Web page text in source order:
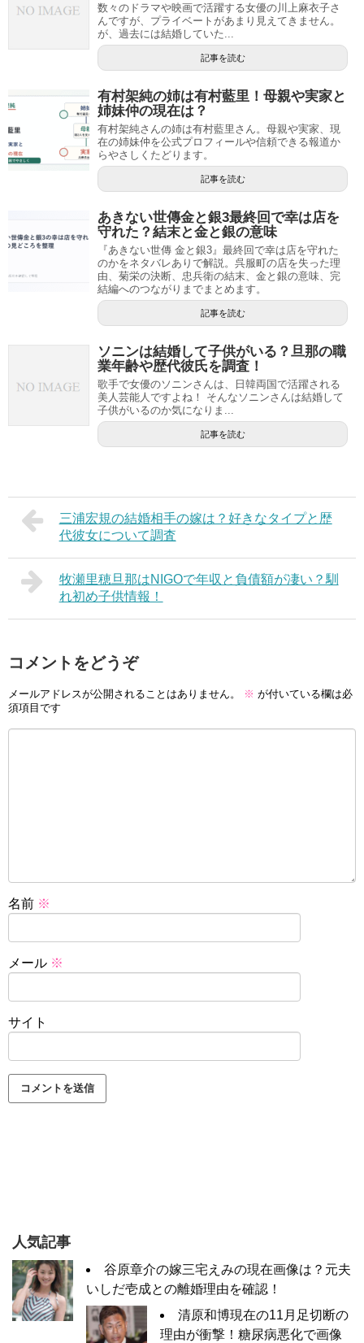
数々のドラマや映画で活躍する女優の川上麻衣子さ
んですが、プライベートがあまり見えてきません。
が、過去には結婚していた...
記事を読む
有村架純の姉は有村藍里！母親や実家と
姉妹仲の現在は？
有村架純さんの姉は有村藍里さん。母親や実家、現
在の姉妹仲を公式プロフィールや信頼できる報道か
らやさしくたどります。
記事を読む
あきない世傳金と銀3最終回で幸は店を
守れた？結末と金と銀の意味
『あきない世傳 金と銀3』最終回で幸は店を守れた
のかをネタバレありで解説。呉服町の店を失った理
由、菊栄の決断、忠兵衛の結末、金と銀の意味、完
結編へのつながりまでまとめます。
記事を読む
ソニンは結婚して子供がいる？旦那の職
業年齢や歴代彼氏を調査！
歌手で女優のソニンさんは、日韓両国で活躍される
美人芸能人ですよね！ そんなソニンさんは結婚して
子供がいるのか気になりま...
記事を読む
三浦宏規の結婚相手の嫁は？好きなタイプと歴
代彼女について調査
牧瀬里穂旦那はNIGOで年収と負債額が凄い？馴
れ初め子供情報！
コメントをどうぞ
メールアドレスが公開されることはありません。 ※ が付いている欄は必
須項目です
名前 ※
メール ※
サイト
人気記事
谷原章介の嫁三宅えみの現在画像は？元夫
いしだ壱成との離婚理由を確認！
清原和博現在の11月足切断の
理由が衝撃！糖尿病悪化で画像